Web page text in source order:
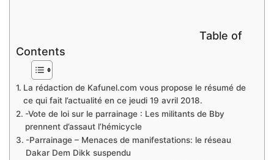
Table of
Contents
La rédaction de Kafunel.com vous propose le résumé de
ce qui fait l’actualité en ce jeudi 19 avril 2018.
-Vote de loi sur le parrainage : Les militants de Bby
prennent d’assaut l’hémicycle
-Parrainage – Menaces de manifestations: le réseau
Dakar Dem Dikk suspendu